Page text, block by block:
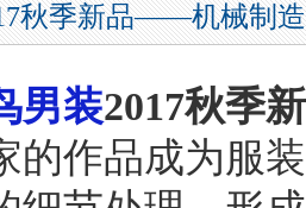
秋季新品——机械制
男装2017秋季
的作品成为服